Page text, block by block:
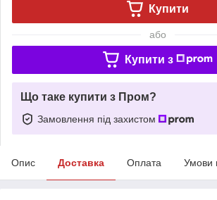
Купити
або
Купити з
Що таке купити з Пром?
Замовлення під захистом
Опис Доставка Оплата Умови